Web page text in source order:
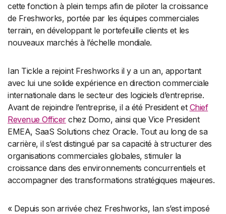
cette fonction à plein temps afin de piloter la croissance
de Freshworks, portée par les équipes commerciales
terrain, en développant le portefeuille clients et les
nouveaux marchés à l’échelle mondiale.
Ian Tickle a rejoint Freshworks il y a un an, apportant
avec lui une solide expérience en direction commerciale
internationale dans le secteur des logiciels d’entreprise.
Avant de rejoindre l’entreprise, il a été President et Chief
Revenue Officerchez Domo, ainsi que Vice President
EMEA, SaaS Solutions chez Oracle. Tout au long de sa
carrière, il s’est distingué par sa capacité à structurer des
organisations commerciales globales, stimuler la
croissance dans des environnements concurrentiels et
accompagner des transformations stratégiques majeures.
« Depuis son arrivée chez Freshworks, Ian s’est imposé